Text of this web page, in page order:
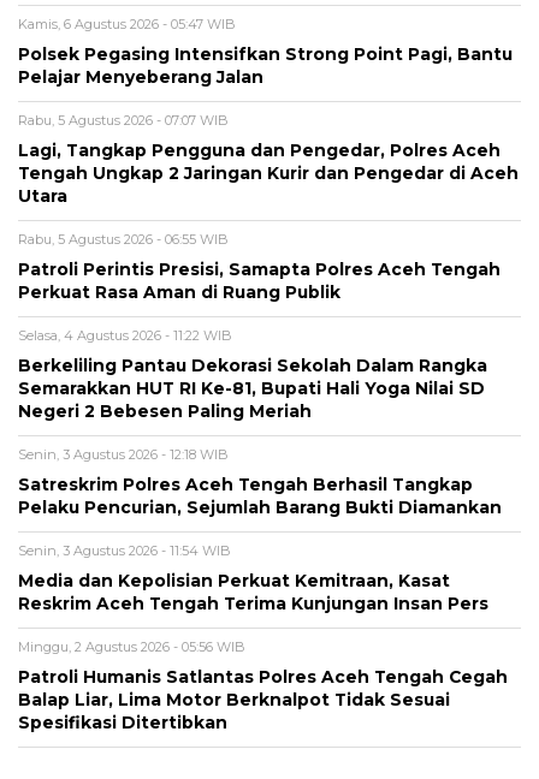
Kamis, 6 Agustus 2026 - 05:47 WIB
Polsek Pegasing Intensifkan Strong Point Pagi, Bantu
Pelajar Menyeberang Jalan
Rabu, 5 Agustus 2026 - 07:07 WIB
Lagi, Tangkap Pengguna dan Pengedar, Polres Aceh
Tengah Ungkap 2 Jaringan Kurir dan Pengedar di Aceh
Utara
Rabu, 5 Agustus 2026 - 06:55 WIB
Patroli Perintis Presisi, Samapta Polres Aceh Tengah
Perkuat Rasa Aman di Ruang Publik
Selasa, 4 Agustus 2026 - 11:22 WIB
Berkeliling Pantau Dekorasi Sekolah Dalam Rangka
Semarakkan HUT RI Ke-81, Bupati Hali Yoga Nilai SD
Negeri 2 Bebesen Paling Meriah
Senin, 3 Agustus 2026 - 12:18 WIB
Satreskrim Polres Aceh Tengah Berhasil Tangkap
Pelaku Pencurian, Sejumlah Barang Bukti Diamankan
Senin, 3 Agustus 2026 - 11:54 WIB
Media dan Kepolisian Perkuat Kemitraan, Kasat
Reskrim Aceh Tengah Terima Kunjungan Insan Pers
Minggu, 2 Agustus 2026 - 05:56 WIB
Patroli Humanis Satlantas Polres Aceh Tengah Cegah
Balap Liar, Lima Motor Berknalpot Tidak Sesuai
Spesifikasi Ditertibkan